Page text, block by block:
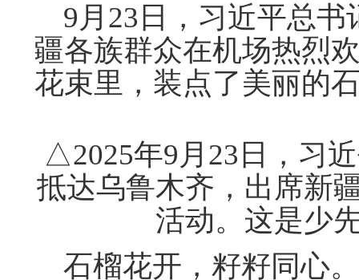
9月23日，习近平总书
疆各族群众在机场热烈
花束里，装点了美丽的
△2025年9月23日，习
抵达乌鲁木齐，出席新
活动。这是少
石榴花开，籽籽同心。